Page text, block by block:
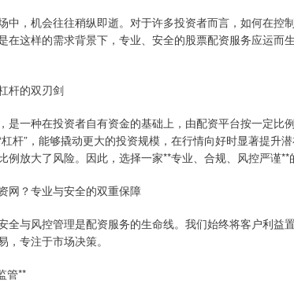
中，机会往往稍纵即逝。对于许多投资者而言，如何在控
在这样的需求背景下，专业、安全的股票配资服务应运而
杆的双刃剑
是一种在投资者自有资金的基础上，由配资平台按一定比
杆”，能够撬动更大的投资规模，在行情向好时显著提升
例放大了风险。因此，选择一家**专业、合规、风控严谨**
网？专业与安全的双重保障
全与风控管理是配资服务的生命线。我们始终将客户利益
专注于市场决策。
管**